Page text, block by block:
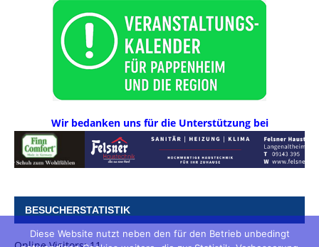
Wir bedanken uns für die Unterstützung bei
BESUCHERSTATISTIK
Diese Website nutzt neben den für den Betrieb unbedingt